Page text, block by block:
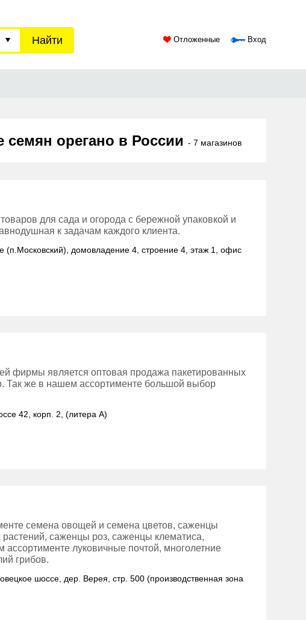
Найти Отложенные Вход
семян орегано в России - 7 магазинов
для сада и огорода с бережной упаковкой и
к задачам каждого клиента.
(п.Московский), домовладение 4, строение 4, этаж 1, офис
фирмы является оптовая продажа пакетированных
Так же в нашем ассортименте большой выбор
42, корп. 2, (литера А)
семена овощей и семена цветов, саженцы
саженцы роз, саженцы клематиса,
луковичные почтой, многолетние
грибов.
шоссе, дер. Верея, стр. 500 (производственная зона